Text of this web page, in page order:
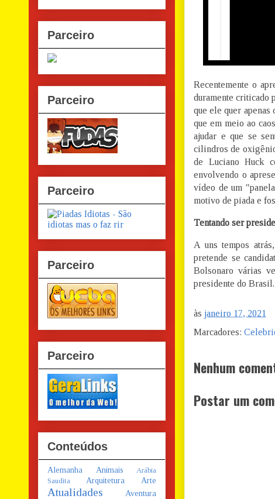
Recentemente o
duramente criticado
que ele quer apenas
que em meio ao
ajudar e que se
cilindros de oxigênio
de Luciano Huck
envolvendo o
vídeo de um
motivo de piada e
Tentando ser
A uns tempos
pretende se
Bolsonaro várias
presidente do Brasil.
às janeiro 17, 2021
Marcadores:
Nenhum
Postar um
Parceiro
Parceiro
Parceiro
Parceiro
Parceiro
Conteúdos
Alemanha Animais
Arábia
Saudita
Arquitetura Arte
Atualidades Aventura